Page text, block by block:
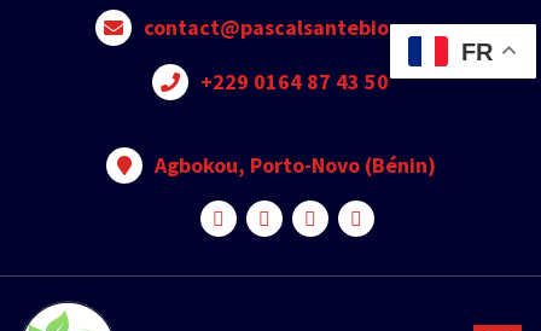
contact@pascalsantebio.com
+229 0164 87 43 50
Agbokou, Porto-Novo (Bénin)
FR